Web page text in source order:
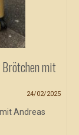
Brötchen mit
24/02/2025
Andreas